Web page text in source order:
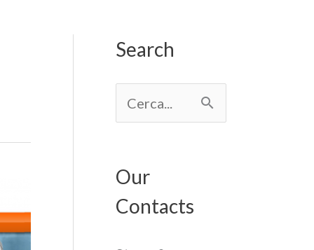
Search
e
c
a
Our
Contacts